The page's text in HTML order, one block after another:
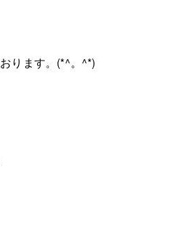
ります。(*^。^*)